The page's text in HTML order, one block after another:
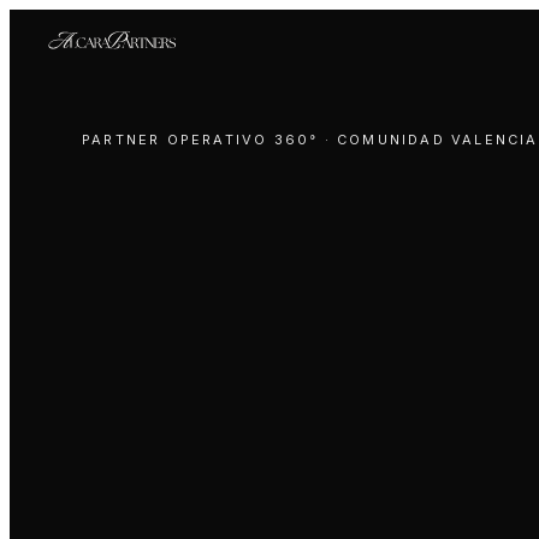
PARTNER OPERATIVO 360° · COMUNIDAD